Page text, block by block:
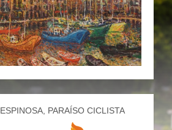
ESPINOSA, PARAÍSO CICLISTA